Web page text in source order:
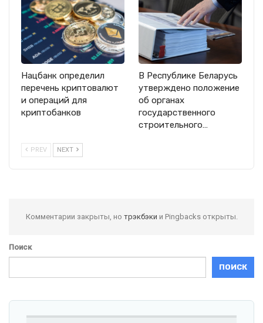
Нацбанк определил
перечень криптовалют
и операций для
криптобанков
В Республике Беларусь
утверждено положение
об органах
государственного
строительного…
PREV NEXT
Комментарии закрыты, но трэкбэки и Pingbacks открыты.
Поиск
ПОИСК